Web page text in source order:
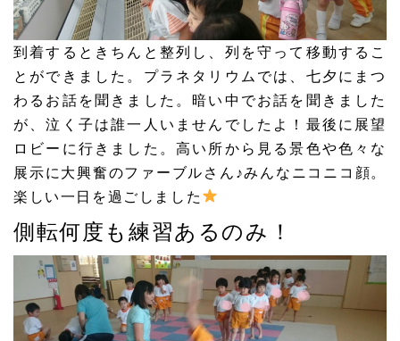
到着するときちんと整列し、列を守って移動するこ
とができました。プラネタリウムでは、七夕にまつ
わるお話を聞きました。暗い中でお話を聞きました
が、泣く子は誰一人いませんでしたよ！最後に展望
ロビーに行きました。高い所から見る景色や色々な
展示に大興奮のファーブルさん♪みんなニコニコ顔。
楽しい一日を過ごしました
側転何度も練習あるのみ！